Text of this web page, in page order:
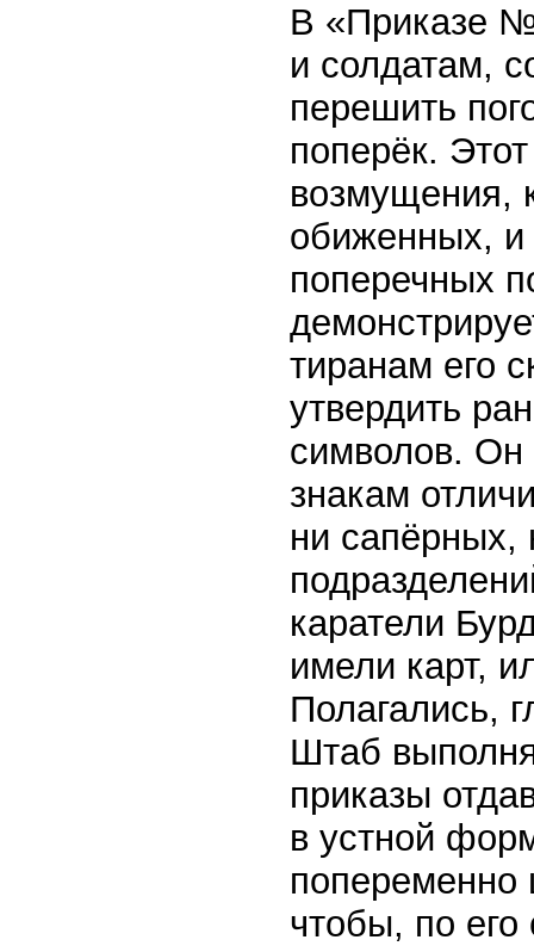
В «Приказе
и солдатам,
перешить
поперёк.
возмущения,
обиженных, и
поперечных
тиранам его
утвердить
символов. Он
знакам
ни сапёрных,
каратели
имели карт,
Полагались,
Штаб
приказы
в устной
попеременно
чтобы, по